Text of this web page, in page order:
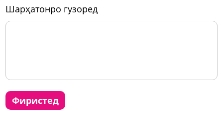
шарҳатонро гузоред
фиристед